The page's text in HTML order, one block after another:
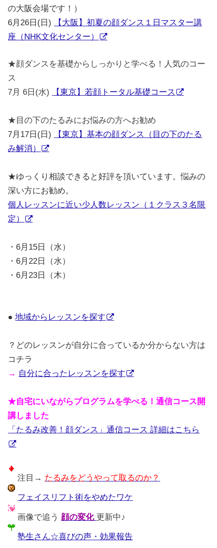
の大阪会場です！）
6月26日(日)
【大阪】初夏の顔ダンス１日マスター講
座（NHK文化センター）
★顔ダンスを基礎からしっかりと学べる！人気のコー
ス
7月 6日(水)
【東京】若顔トータル基礎コース
★目の下のたるみにお悩みの方へお勧め
7月17日(日)
【東京】基本の顔ダンス（目の下のたる
み解消）
★ゆっくり相談できると好評を頂いています。悩みの
深い方にお勧め。
個人レッスンに近い少人数レッスン（１クラス３名限
定）
・6月15日（水）
・6月22日（水）
・6月23日（木）
●地域からレッスンを探す
？どのレッスンが自分に合っているか分からない方は
コチラ
→ 自分に合ったレッスンを探す
★自宅にいながらプログラムを学べる！通信コース開
講しました
「たるみ改善！顔ダンス」通信コース 詳細はこちら
注目→ たるみをどうやって取るのか？
フェイスリフト術をやめたワケ
画像で追う 顔の変化更新中♪
塾生さん☆喜びの声・効果報告